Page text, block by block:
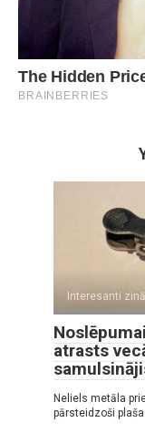
Interesanti
atrasts
Neliels metāla
pārsteidzoši